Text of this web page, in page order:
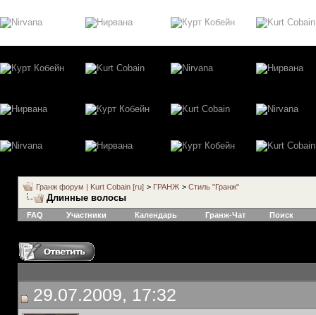
Гранж форум | Kurt Cobain [ru] > ГРАНЖ > Стиль "Гранж"
Длинные волосы
FAQ Участники Календарь Гранж-Чат Поиск
29.07.2009, 17:32